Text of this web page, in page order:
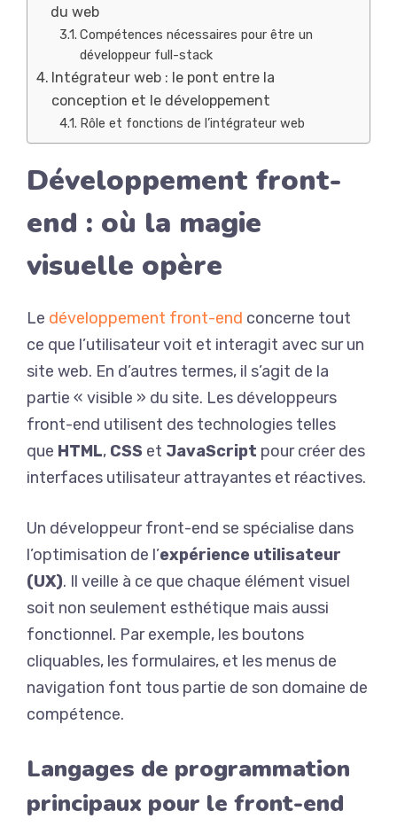
du web
Compétences nécessaires pour être un
développeur full-stack
Intégrateur web : le pont entre la
conception et le développement
Rôle et fonctions de l’intégrateur web
Développement front-
end : où la magie
visuelle opère
Le développement front-end concerne tout
ce que l’utilisateur voit et interagit avec sur un
site web. En d’autres termes, il s’agit de la
partie « visible » du site. Les développeurs
front-end utilisent des technologies telles
que HTML, CSS et JavaScript pour créer des
interfaces utilisateur attrayantes et réactives.
Un développeur front-end se spécialise dans
l’optimisation de l’expérience utilisateur
(UX). Il veille à ce que chaque élément visuel
soit non seulement esthétique mais aussi
fonctionnel. Par exemple, les boutons
cliquables, les formulaires, et les menus de
navigation font tous partie de son domaine de
compétence.
Langages de programmation
principaux pour le front-end